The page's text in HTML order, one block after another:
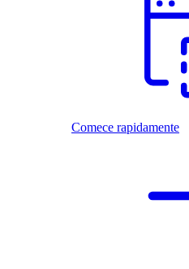
Comece rapidamente